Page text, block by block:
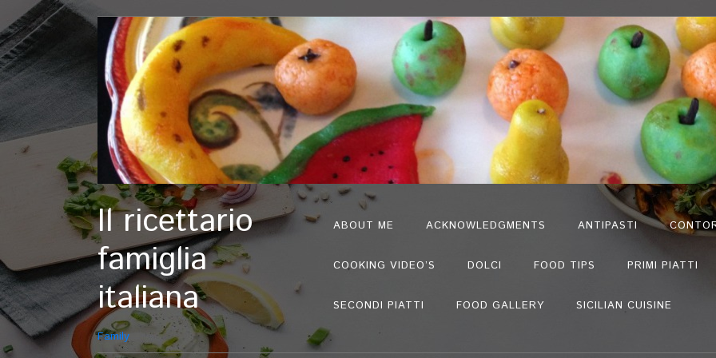
Il ricettario
famiglia
italiana
Family
ABOUT ME ACKNOWLEDGMENTS ANTIPASTI
COOKING VIDEO’S DOLCI FOOD TIPS PRIMI PIATTI
SECONDI PIATTI FOOD GALLERY SICILIAN CUISINE